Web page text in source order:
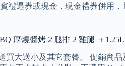
禮遇券或現金，現金禮券併用
厚燒醬烤 2 腿排 2 雞腿 ＋1.25L
大送小及其它套餐。 促銷商